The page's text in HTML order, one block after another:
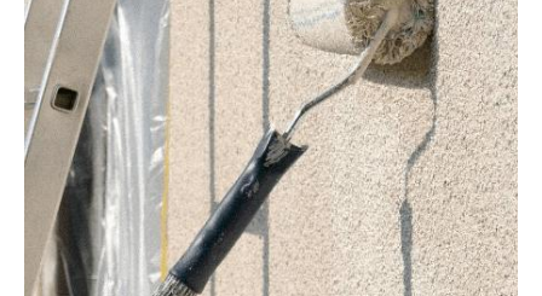
nettoyage gouttière, travaux de zinguerie, dépannage
d’urgence, étanchéité et isolation… autant d’opérations
que vous pouvez nous demander. En plus de notre
savoir-faire, nous détenons également les moyens
performants et les personnels polyvalents. Alors,
n’attendez plus !